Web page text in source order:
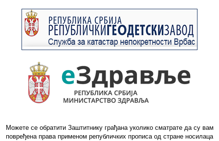
Можете се обратити Заштитнику грађана уколико сматрате да су вам
повређена права применом републичких прописа од стране носилаца